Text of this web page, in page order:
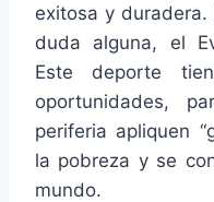
exitosa y
duda alguna, el
Este deporte
oportunidades,
periferia apliquen
la pobreza y se
mundo.